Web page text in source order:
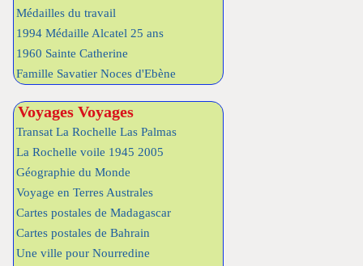
Médailles du travail
1994 Médaille Alcatel 25 ans
1960 Sainte Catherine
Famille Savatier Noces d'Ebène
Voyages Voyages
Transat La Rochelle Las Palmas
La Rochelle voile 1945 2005
Géographie du Monde
Voyage en Terres Australes
Cartes postales de Madagascar
Cartes postales de Bahrain
Une ville pour Nourredine